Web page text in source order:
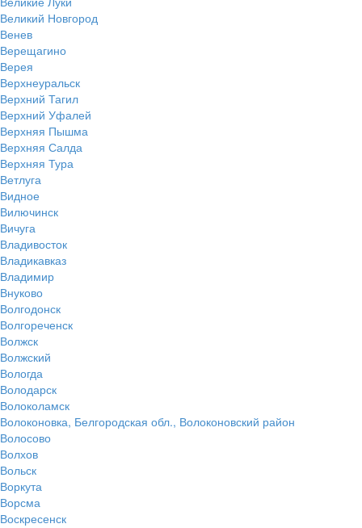
Великий Новгород
Венев
Верещагино
Верея
Верхнеуральск
Верхний Тагил
Верхний Уфалей
Верхняя Пышма
Верхняя Салда
Верхняя Тура
Ветлуга
Видное
Вилючинск
Вичуга
Владивосток
Владикавказ
Владимир
Внуково
Волгодонск
Волгореченск
Волжск
Волжский
Вологда
Володарск
Волоколамск
Волоконовка, Белгородская обл., Волоконовский район
Волосово
Волхов
Вольск
Воркута
Ворсма
Воскресенск